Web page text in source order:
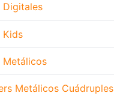
Digitales
Kids
Metálicos
Metálicos Cuádruples